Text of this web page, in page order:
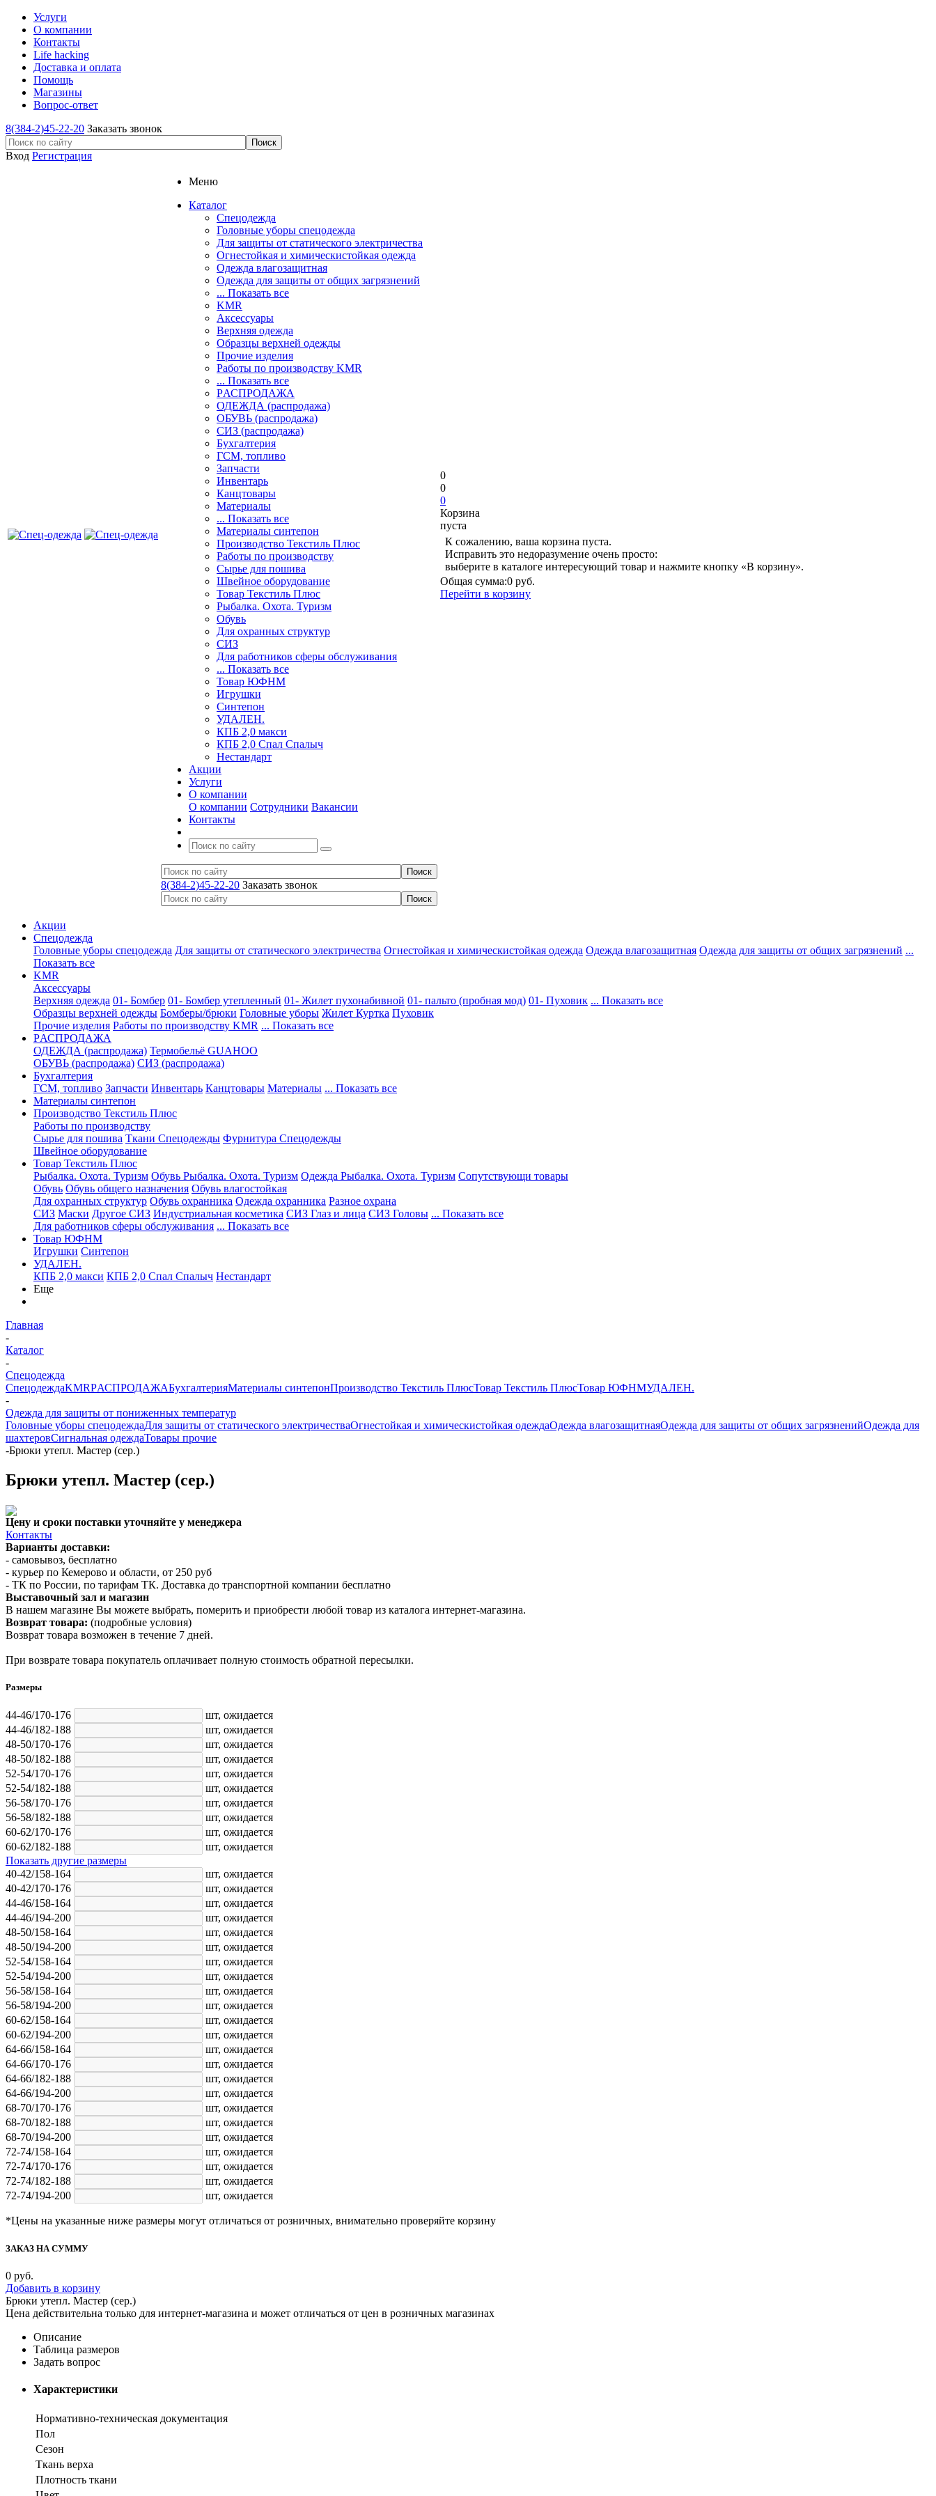
Услуги
О компании
Контакты
Life hacking
Доставка и оплата
Помощь
Магазины
Вопрос-ответ
8(384-2)45-22-20 Заказать звонок
Вход Регистрация
Меню
Каталог
Спецодежда
Головные уборы спецодежда
Для защиты от статического электричества
Огнестойкая и химическистойкая одежда
Одежда влагозащитная
Одежда для защиты от общих загрязнений
... Показать все
KMR
Аксессуары
Верхняя одежда
Образцы верхней одежды
Прочие изделия
Работы по производству KMR
... Показать все
PАСПРОДАЖА
ОДЕЖДА (распродажа)
ОБУВЬ (распродажа)
СИЗ (распродажа)
Бухгалтерия
ГСМ, топливо
Запчасти
Инвентарь
Канцтовары
Материалы
... Показать все
Материалы синтепон
Производство Текстиль Плюс
Работы по производству
Сырье для пошива
Швейное оборудование
Товар Текстиль Плюс
Рыбалка. Охота. Туризм
Обувь
Для охранных структур
СИЗ
Для работников сферы обслуживания
... Показать все
Товар ЮФНМ
Игрушки
Синтепон
УДАЛЕН.
КПБ 2,0 макси
КПБ 2,0 Спал Спалыч
Нестандарт
Акции
Услуги
О компании
О компании Сотрудники Вакансии
Контакты
8(384-2)45-22-20 Заказать звонок
0
0
0
Корзина
пуста
К сожалению, ваша корзина пуста.
Исправить это недоразумение очень просто:
выберите в каталоге интересующий товар и нажмите кнопку «В корзину».
Общая сумма:0 руб.
Перейти в корзину
Акции
Спецодежда
Головные уборы спецодежда Для защиты от статического электричества Огнестойкая и химическистойкая одежда Одежда влагозащитная Одежда для защиты от общих загрязнений ...
Показать все
KMR
Аксессуары
Верхняя одежда 01- Бомбер 01- Бомбер утепленный 01- Жилет пухонабивной 01- пальто (пробная мод) 01- Пуховик ... Показать все
Образцы верхней одежды Бомберы/брюки Головные уборы Жилет Куртка Пуховик
Прочие изделия Работы по производству KMR ... Показать все
PАСПРОДАЖА
ОДЕЖДА (распродажа) Термобельё GUAHOO
ОБУВЬ (распродажа) СИЗ (распродажа)
Бухгалтерия
ГСМ, топливо Запчасти Инвентарь Канцтовары Материалы ... Показать все
Материалы синтепон
Производство Текстиль Плюс
Работы по производству
Сырье для пошива Ткани Спецодежды Фурнитура Спецодежды
Швейное оборудование
Товар Текстиль Плюс
Рыбалка. Охота. Туризм Обувь Рыбалка. Охота. Туризм Одежда Рыбалка. Охота. Туризм Сопутствующи товары
Обувь Обувь общего назначения Обувь влагостойкая
Для охранных структур Обувь охранника Одежда охранника Разное охрана
СИЗ Маски Другое СИЗ Индустриальная косметика СИЗ Глаз и лица СИЗ Головы ... Показать все
Для работников сферы обслуживания ... Показать все
Товар ЮФНМ
Игрушки Синтепон
УДАЛЕН.
КПБ 2,0 макси КПБ 2,0 Спал Спалыч Нестандарт
Еще
Главная
-
Каталог
-
Спецодежда
СпецодеждаKMRPАСПРОДАЖАБухгалтерияМатериалы синтепонПроизводство Текстиль ПлюсТовар Текстиль ПлюсТовар ЮФНМУДАЛЕН.
-
Одежда для защиты от пониженных температур
Головные уборы спецодеждаДля защиты от статического электричестваОгнестойкая и химическистойкая одеждаОдежда влагозащитнаяОдежда для защиты от общих загрязненийОдежда для
шахтеровСигнальная одеждаТовары прочие
-Брюки утепл. Мастер (сер.)
Брюки утепл. Мастер (сер.)
Цену и сроки поставки уточняйте у менеджера
Контакты
Варианты доставки:
- самовывоз, бесплатно
- курьер по Кемерово и области, от 250 руб
- ТК по России, по тарифам ТК. Доставка до транспортной компании бесплатно
Выставочный зал и магазин
В нашем магазине Вы можете выбрать, померить и приобрести любой товар из каталога интернет-магазина.
Возврат товара: (подробные условия)
Возврат товара возможен в течение 7 дней.
При возврате товара покупатель оплачивает полную стоимость обратной пересылки.
Размеры
44-46/170-176 шт, ожидается
44-46/182-188
шт, ожидается
48-50/170-176
шт, ожидается
48-50/182-188
шт, ожидается
52-54/170-176
шт, ожидается
52-54/182-188
шт, ожидается
56-58/170-176
шт, ожидается
56-58/182-188
шт, ожидается
60-62/170-176
шт, ожидается
60-62/182-188
шт, ожидается
Показать другие размеры
40-42/158-164
шт, ожидается
40-42/170-176
шт, ожидается
44-46/158-164
шт, ожидается
44-46/194-200
шт, ожидается
48-50/158-164
шт, ожидается
48-50/194-200
шт, ожидается
52-54/158-164
шт, ожидается
52-54/194-200
шт, ожидается
56-58/158-164
шт, ожидается
56-58/194-200
шт, ожидается
60-62/158-164
шт, ожидается
60-62/194-200
шт, ожидается
64-66/158-164
шт, ожидается
64-66/170-176
шт, ожидается
64-66/182-188
шт, ожидается
64-66/194-200
шт, ожидается
68-70/170-176
шт, ожидается
68-70/182-188
шт, ожидается
68-70/194-200
шт, ожидается
72-74/158-164
шт, ожидается
72-74/170-176
шт, ожидается
72-74/182-188
шт, ожидается
72-74/194-200
шт, ожидается
*Цены на указанные ниже размеры могут отличаться от розничных, внимательно проверяйте корзину
ЗАКАЗ НА СУММУ
0 руб.
Добавить в корзину
Брюки утепл. Мастер (сер.)
Цена действительна только для интернет-магазина и может отличаться от цен в розничных магазинах
Описание
Таблица размеров
Задать вопрос
Характеристики
Нормативно-техническая документация
Пол
Сезон
Ткань верха
Плотность ткани